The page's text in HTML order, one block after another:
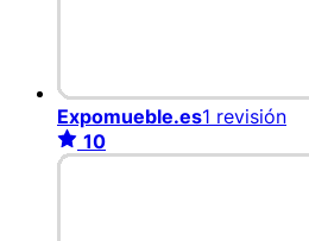
Expomueble.es1 revisión
10